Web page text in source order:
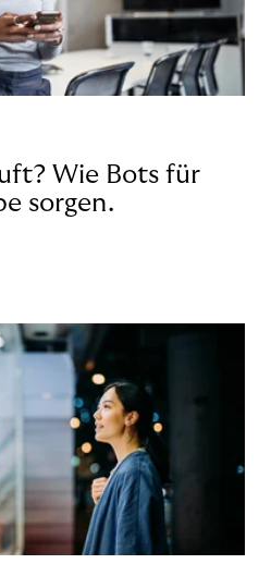
Wie Bots für
sorgen.